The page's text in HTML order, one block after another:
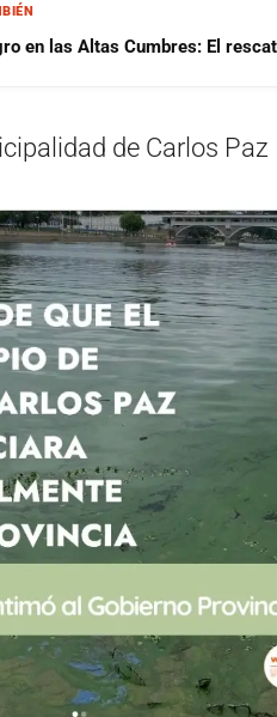
en las Altas Cumbres: El
de Carlos Paz